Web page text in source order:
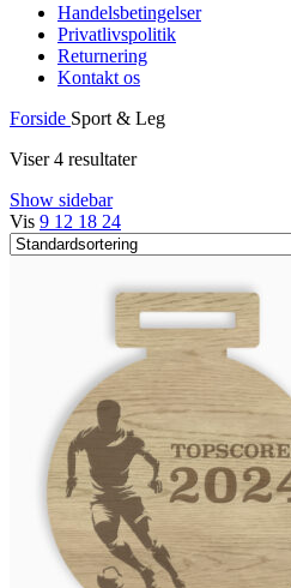
Handelsbetingelser
Privatlivspolitik
Returnering
Kontakt os
Forside Sport & Leg
Viser 4 resultater
Show sidebar
Vis 9 12 18 24